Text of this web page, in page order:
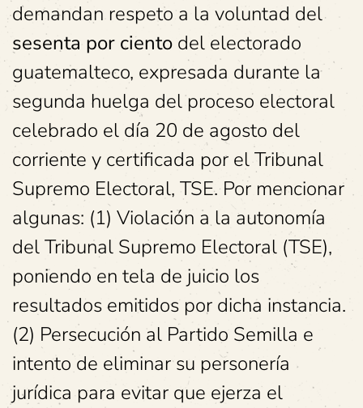
demandan respeto a la voluntad del
sesenta por ciento del electorado
guatemalteco, expresada durante la
segunda huelga del proceso electoral
celebrado el día 20 de agosto del
corriente y certificada por el Tribunal
Supremo Electoral, TSE. Por mencionar
algunas: (1) Violación a la autonomía
del Tribunal Supremo Electoral (TSE),
poniendo en tela de juicio los
resultados emitidos por dicha instancia.
(2) Persecución al Partido Semilla e
intento de eliminar su personería
jurídica para evitar que ejerza el